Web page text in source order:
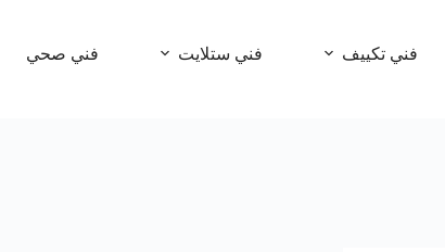
فني تكييف فني ستلايت فني صحي